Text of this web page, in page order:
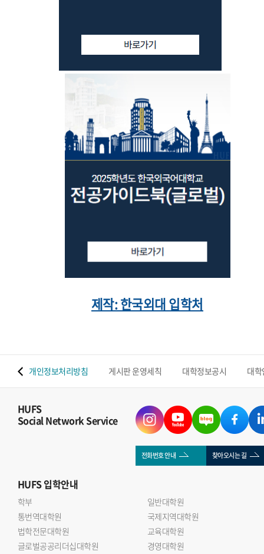
제작: 한국외대 입학처
개인정보처리방침 게시판 운영세칙 대학정보공시 대
HUFS
Social Network Service
전화번호 안내 찾아오시는 길
HUFS입학안내
학부
일반대학원
통번역대학원
국제지역대학원
법학전문대학원
교육대학원
글로벌공공리더십대학원
경영대학원